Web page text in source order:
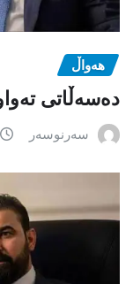
هەواڵ
دەسەڵاتی
سەرنوسەر